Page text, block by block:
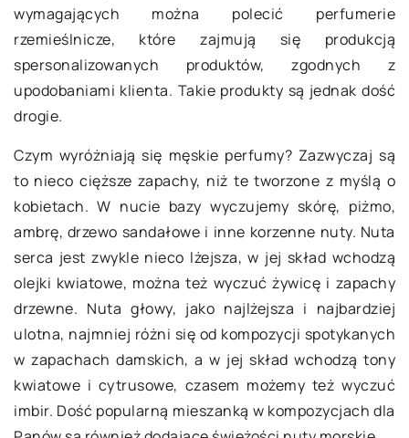
wymagających można polecić perfumerie
rzemieślnicze, które zajmują się produkcją
spersonalizowanych produktów, zgodnych z
upodobaniami klienta. Takie produkty są jednak dość
drogie.
Czym wyróżniają się męskie perfumy? Zazwyczaj są
to nieco cięższe zapachy, niż te tworzone z myślą o
kobietach. W nucie bazy wyczujemy skórę, piżmo,
ambrę, drzewo sandałowe i inne korzenne nuty. Nuta
serca jest zwykle nieco lżejsza, w jej skład wchodzą
olejki kwiatowe, można też wyczuć żywicę i zapachy
drzewne. Nuta głowy, jako najlżejsza i najbardziej
ulotna, najmniej różni się od kompozycji spotykanych
w zapachach damskich, a w jej skład wchodzą tony
kwiatowe i cytrusowe, czasem możemy też wyczuć
imbir. Dość popularną mieszanką w kompozycjach dla